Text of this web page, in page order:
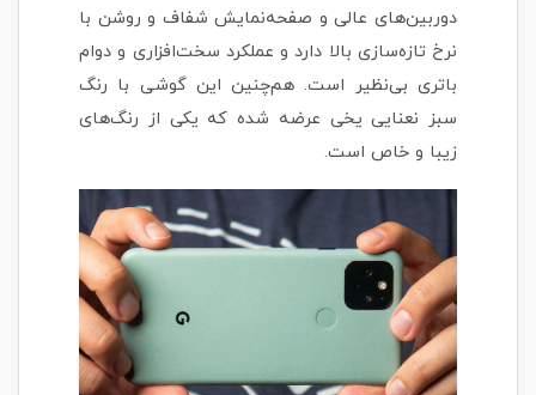
دوربین‌های عالی و صفحه‌نمایش شفاف و روشن با
نرخ تازه‌سازی بالا دارد و عملکرد سخت‌افزاری و دوام
باتری بی‌نظیر است. هم‌چنین این گوشی با رنگ
سبز نعنایی یخی عرضه شده که یکی از رنگ‌های
زیبا و خاص است.